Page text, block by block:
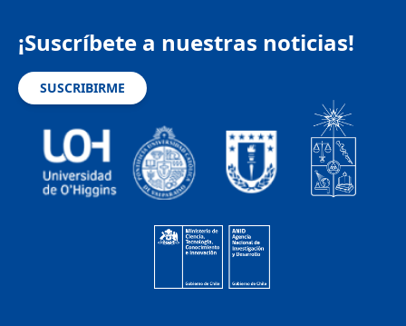
¡Suscríbete a nuestras noticias!
SUSCRIBIRME